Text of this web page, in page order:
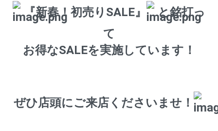
『新春！初売りSALE』
と銘打っ
て
お得なSALEを実施しています！
ぜひ店頭にご来店くださいませ！